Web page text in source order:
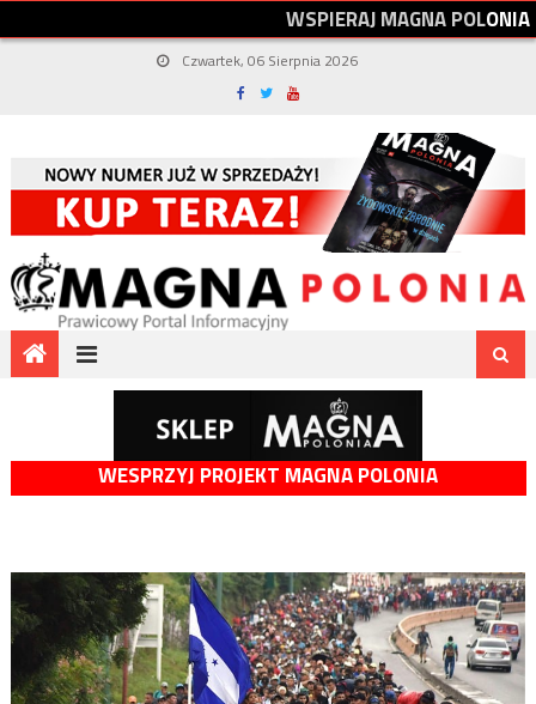
WSPIERAJMAGNAPOLONIA
Czwartek, 06 Sierpnia 2026
WESPRZYJ PROJEKT MAGNA POLONIA